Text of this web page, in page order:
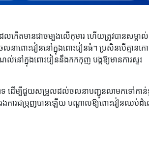
កើតមានជាចម្បងលើកុមារ ហើយត្រូវបានសម្គាល់
នាពោះវៀននៅក្នុងពោះវៀនធំ។ ប្រសិនបើគ្មានកោ
នៅក្នុងពោះវៀននឹងកកកុញ បង្កឱ្យមានការស្ទះ
ដើម្បីជួយសម្រួលដល់ចលនាបញ្ជូនលាមកទៅកាន់ទ្
រងការជម្រុញបានឡើយ បណ្តាលឱ្យពោះវៀនឈប់ដំ